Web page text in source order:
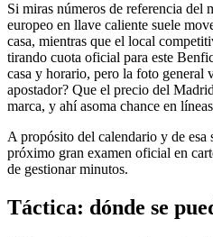
Si miras números de referencia del
europeo en llave caliente suele
casa, mientras que el local
tirando cuota oficial para este
casa y horario, pero la foto general
apostador? Que el precio del
marca, y ahí asoma chance en
A propósito del calendario y de esa
próximo gran examen oficial en
de gestionar minutos.
Táctica: dónde se